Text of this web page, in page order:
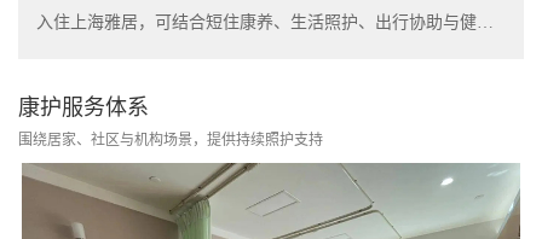
康护服务体系
围绕居家、社区与机构场景，提供持续照护支持